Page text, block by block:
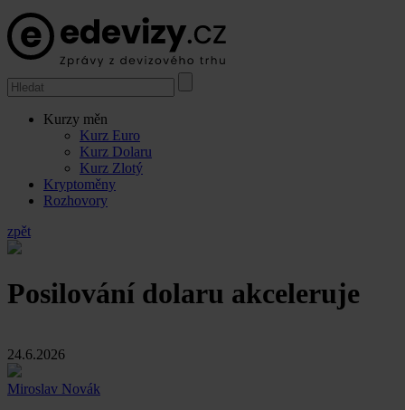
Kurzy měn
Kurz Euro
Kurz Dolaru
Kurz Zlotý
Kryptoměny
Rozhovory
zpět
Posilování dolaru akceleruje
24.6.2026
Miroslav Novák